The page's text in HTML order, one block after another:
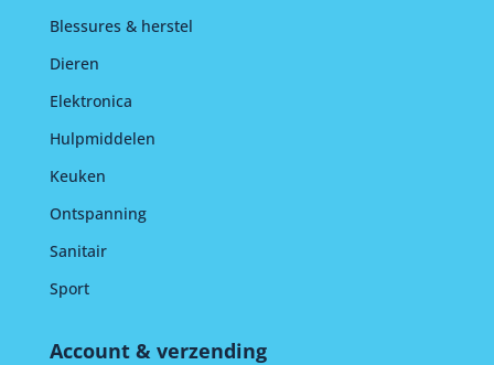
Blessures & herstel
Dieren
Elektronica
Hulpmiddelen
Keuken
Ontspanning
Sanitair
Sport
Account & verzending